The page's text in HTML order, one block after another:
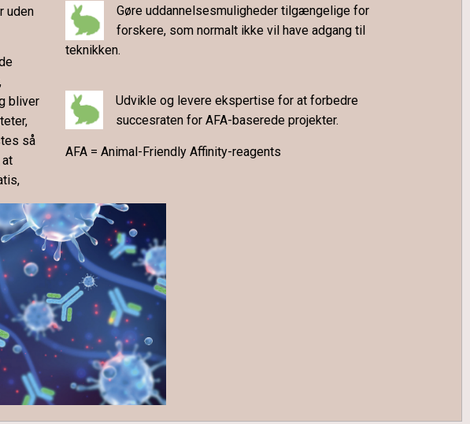
uden
bliver
så
Gøre uddannelsesmuligheder tilgængelige for
forskere, som normalt ikke vil have adgang til
teknikken.
Udvikle og levere ekspertise forat forbedre
succesraten for AFA-baserede projekter.
AFA =Animal-Friendly Affinity-reagents